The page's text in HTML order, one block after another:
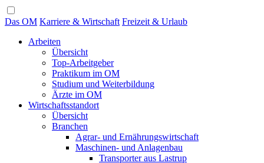
Das OM Karriere & Wirtschaft Freizeit & Urlaub
Arbeiten
Übersicht
Top-Arbeitgeber
Praktikum im OM
Studium und Weiterbildung
Ärzte im OM
Wirtschaftsstandort
Übersicht
Branchen
Agrar- und Ernährungswirtschaft
Maschinen- und Anlagenbau
Transporter aus Lastrup